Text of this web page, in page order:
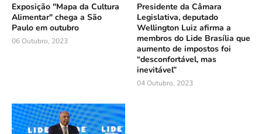
Exposição "Mapa da Cultura
Alimentar" chega a São
Paulo em outubro
06 Outubro, 2023
Presidente da Câmara
Legislativa, deputado
Wellington Luiz afirma a
membros do Lide Brasília que
aumento de impostos foi
“desconfortável, mas
inevitável”
04 Outubro, 2023